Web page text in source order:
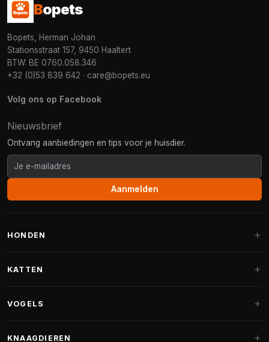
Bopets
Bopets, Herman Johan
Stationsstraat 157, 9450 Haaltert
BTW: BE 0760.058.346
+32 (0)53 839 642 · care@bopets.eu
Volg ons op Facebook
Nieuwsbrief
Ontvang aanbiedingen en tips voor je huisdier.
Aanmelden
HONDEN
Fantail hondenmanden
KATTEN
VOGELS
KNAAGDIEREN